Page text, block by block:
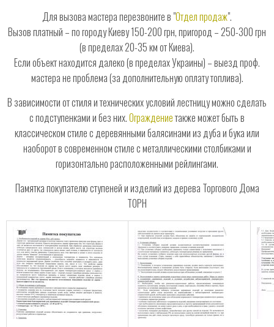
Для вызова мастера перезвоните в "Отдел продаж".
Вызов платный – по городу Киеву 150-200 грн, пригород – 250-300 грн
(в пределах 20-35 км от Киева).
Если объект находится далеко (в пределах Украины) – выезд проф.
мастера не проблема (за дополнительную оплату топлива).
В зависимости от стиля и технических условий лестницу можно сделать
с подступенками и без них.Ограждениетакже может быть в
классическом стиле с деревянными балясинами из дуба и бука или
наоборот в современном стиле с металлическими столбиками и
горизонтально расположенными рейлингами.
Памятка покупателю ступеней и изделий из дерева Торгового Дома
ТОРН